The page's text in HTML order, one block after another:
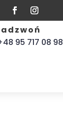
95 717 08 98